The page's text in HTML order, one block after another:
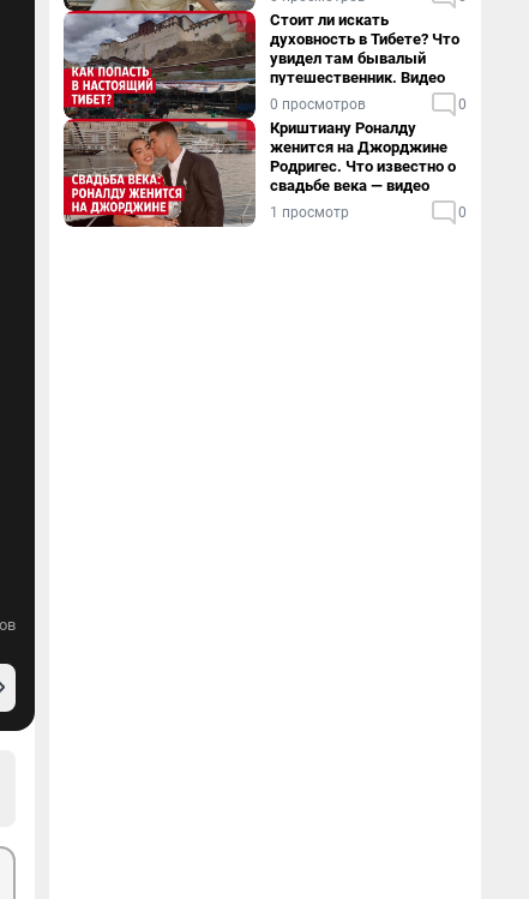
Стоит ли искать
духовность в Тибете? Что
увидел там бывалый
путешественник. Видео
0 просмотров 0
Криштиану Роналду
женится на Джорджине
Родригес. Что известно о
свадьбе века — видео
1 просмотр 0